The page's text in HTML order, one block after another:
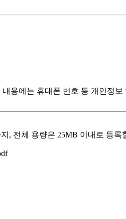
용에는 휴대폰 번호 등 개인정
, 전체 용량은 25MB 이내로 등